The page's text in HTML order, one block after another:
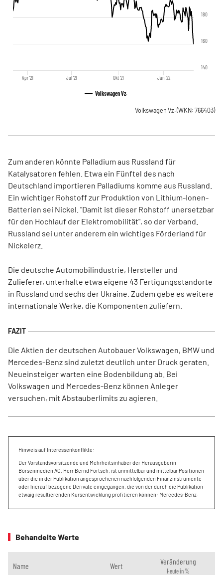
Volkswagen Vz.
Jul '21 Jan '22
Apr '21 Okt '21
140
160
180
Volkswagen Vz.(WKN: 766403)
Zum anderen könnte Palladium aus Russland für
Katalysatoren fehlen. Etwa ein Fünftel des nach
Deutschland importieren Palladiums komme aus Russland.
Ein wichtiger Rohstoff zur Produktion von Lithium-Ionen-
Batterien sei Nickel. "Damit ist dieser Rohstoff unersetzbar
für den Hochlauf der Elektromobilität", so der Verband.
Russland sei unter anderem ein wichtiges Förderland für
Nickelerz.
Die deutsche Automobilindustrie, Hersteller und
Zulieferer, unterhalte etwa eigene 43 Fertigungsstandorte
in Russland und sechs der Ukraine. Zudem gebe es weitere
internationale Werke, die Komponenten zuliefern.
Die Aktien der deutschen Autobauer Volkswagen, BMW und
Mercedes-Benz sind zuletzt deutlich unter Druck geraten.
Neueinsteiger warten eine Bodenbildung ab. Bei
Volkswagen und Mercedes-Benz können Anleger
versuchen, mit Abstauberlimits zu agieren.
Hinweis auf Interessenkonflikte:
Der Vorstandsvorsitzende und Mehrheitsinhaber der Herausgeberin
Börsenmedien AG, Herr Bernd Förtsch, ist unmittelbar und mittelbar Positionen
über die in der Publikation angesprochenen nachfolgenden Finanzinstrumente
oder hierauf bezogene Derivate eingegangen, die von der durch die Publikation
etwaig resultierenden Kursentwicklung profitieren können: Mercedes-Benz.
Behandelte Werte
Name Wert Veränderung
Heute in %